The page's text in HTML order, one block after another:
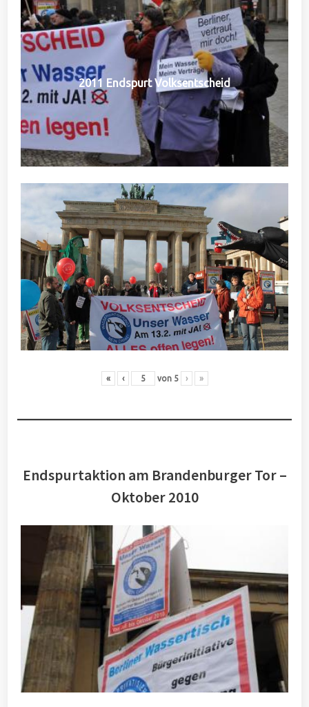
2011 Endspurt Volksentscheid
« ‹ von 5 › »
Endspurtaktion am Brandenburger Tor –
Oktober 2010